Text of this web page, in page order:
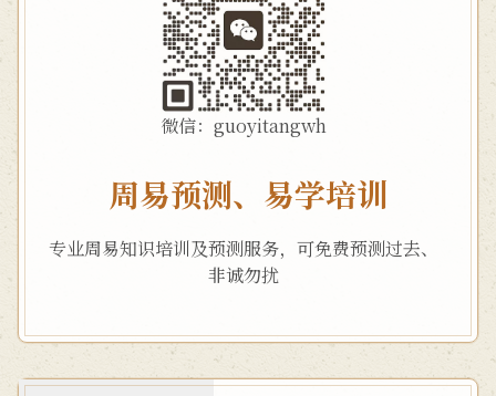
微信：guoyitangwh
周易预测、易学培训
专业周易知识培训及预测服务，可免费预测过去、
非诚勿扰